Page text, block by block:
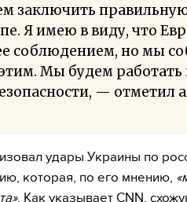
заключить
Я имею в виду, что
соблюдением, но мы
Мы будем
— отметил
удары Украины по
которая, по его мнению,
. Как указывает CNN,